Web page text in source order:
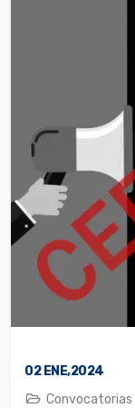
02ENE,2024
Convocatorias